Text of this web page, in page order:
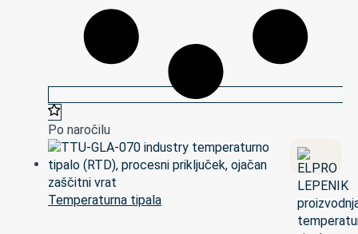
Po naročilu
Temperaturna tipala